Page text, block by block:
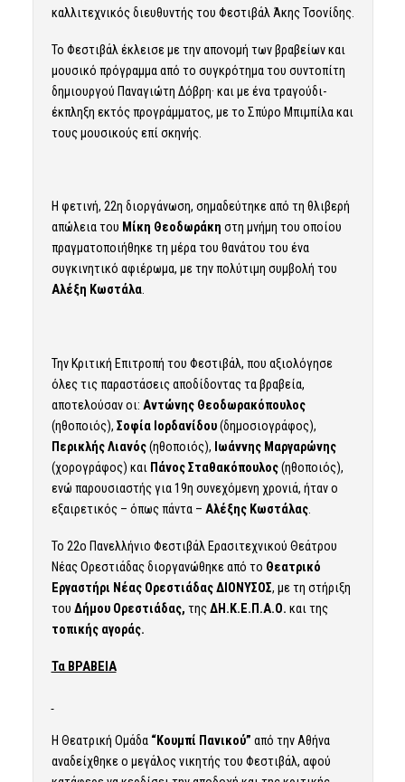
καλλιτεχνικός διευθυντής του Φεστιβάλ Άκης Τσονίδης.
Το Φεστιβάλ έκλεισε με την απονομή των βραβείων και
μουσικό πρόγραμμα από το συγκρότημα του συντοπίτη
δημιουργού Παναγιώτη Δόβρη· και με ένα τραγούδι-
έκπληξη εκτός προγράμματος, με το Σπύρο Μπιμπίλα και
τους μουσικούς επί σκηνής.
Η φετινή, 22η διοργάνωση, σημαδεύτηκε από τη θλιβερή
απώλεια του Μίκη Θεοδωράκη στη μνήμη του οποίου
πραγματοποιήθηκε τη μέρα του θανάτου του ένα
συγκινητικό αφιέρωμα, με την πολύτιμη συμβολή του
Αλέξη Κωστάλα.
Την Κριτική Επιτροπή του Φεστιβάλ, που αξιολόγησε
όλες τις παραστάσεις αποδίδοντας τα βραβεία,
αποτελούσαν οι: Αντώνης Θεοδωρακόπουλος
(ηθοποιός), Σοφία Ιορδανίδου(δημοσιογράφος),
Περικλής Λιανός(ηθοποιός), Ιωάννης Μαργαρώνης
(χορογράφος) και Πάνος Σταθακόπουλος(ηθοποιός),
ενώ παρουσιαστής για 19η συνεχόμενη χρονιά, ήταν ο
εξαιρετικός – όπως πάντα – Αλέξης Κωστάλας.
Το 22ο Πανελλήνιο Φεστιβάλ Ερασιτεχνικού Θεάτρου
Νέας Ορεστιάδας διοργανώθηκε από το Θεατρικό
Εργαστήρι Νέας Ορεστιάδας ΔΙΟΝΥΣΟΣ, με τη στήριξη
του Δήμου Ορεστιάδας, τηςΔΗ.Κ.Ε.Π.Α.Ο. και της
τοπικής αγοράς.
Τα ΒΡΑΒΕΙΑ
Η Θεατρική Ομάδα “Κουμπί Πανικού” από την Αθήνα
αναδείχθηκε ο μεγάλος νικητής του Φεστιβάλ, αφού